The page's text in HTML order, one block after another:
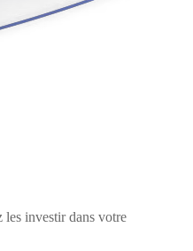
les investir dans votre